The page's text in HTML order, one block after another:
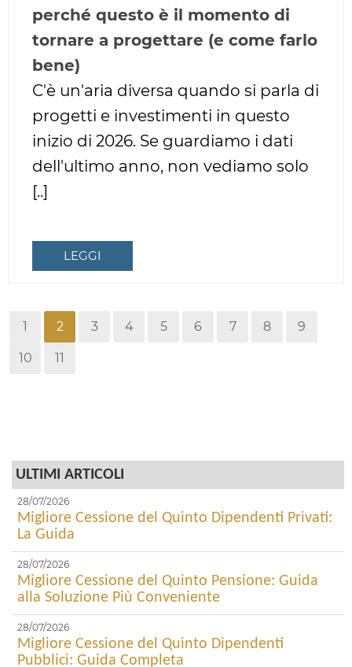
perché questo è il momento di
tornare a progettare (e come farlo
bene)
C'è un'aria diversa quando si parla di
progetti e investimenti in questo
inizio di 2026. Se guardiamo i dati
dell'ultimo anno, non vediamo solo
[..]
LEGGI
1 2 3 4 5 6 7 8 9
10 11
ULTIMI ARTICOLI
28/07/2026
Migliore Cessione del Quinto Dipendenti Privati:
La Guida
28/07/2026
Migliore Cessione del Quinto Pensione: Guida
alla Soluzione Più Conveniente
28/07/2026
Migliore Cessione del Quinto Dipendenti
Pubblici: Guida Completa